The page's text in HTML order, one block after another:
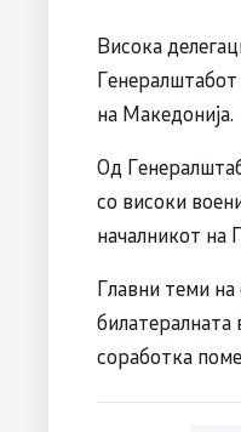
Висока
на Македонија.
Од
со високи
началникот на
Главни теми
билатералната
соработка